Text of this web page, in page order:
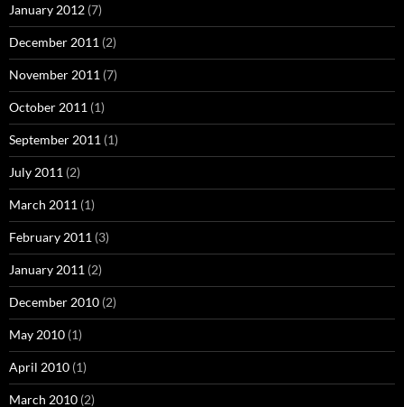
January 2012 (7)
December 2011 (2)
November 2011 (7)
October 2011 (1)
September 2011 (1)
July 2011 (2)
March 2011 (1)
February 2011 (3)
January 2011 (2)
December 2010 (2)
May 2010 (1)
April 2010 (1)
March 2010 (2)